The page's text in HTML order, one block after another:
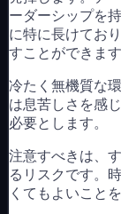
ーダーシップを
に特に長けてお
すことができます
冷たく無機質な
は息苦しさを感
必要とします。
注意すべきは、
るリスクです。
くてもよいこと